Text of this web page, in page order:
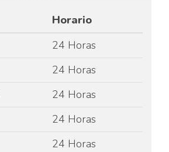
Horario
24 Horas
24 Horas
24 Horas
24 Horas
24 Horas